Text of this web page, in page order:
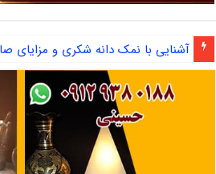
آشنایی با نمک دانه شکری و مزایای